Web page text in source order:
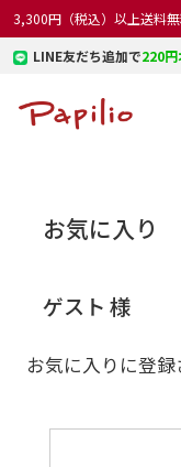
3,300円（税込）以上送料
LINE友だち追加で220円
お気に入り
ゲスト 様
お気に入りに登録